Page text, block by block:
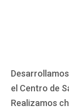
el Centro de
Realizamos